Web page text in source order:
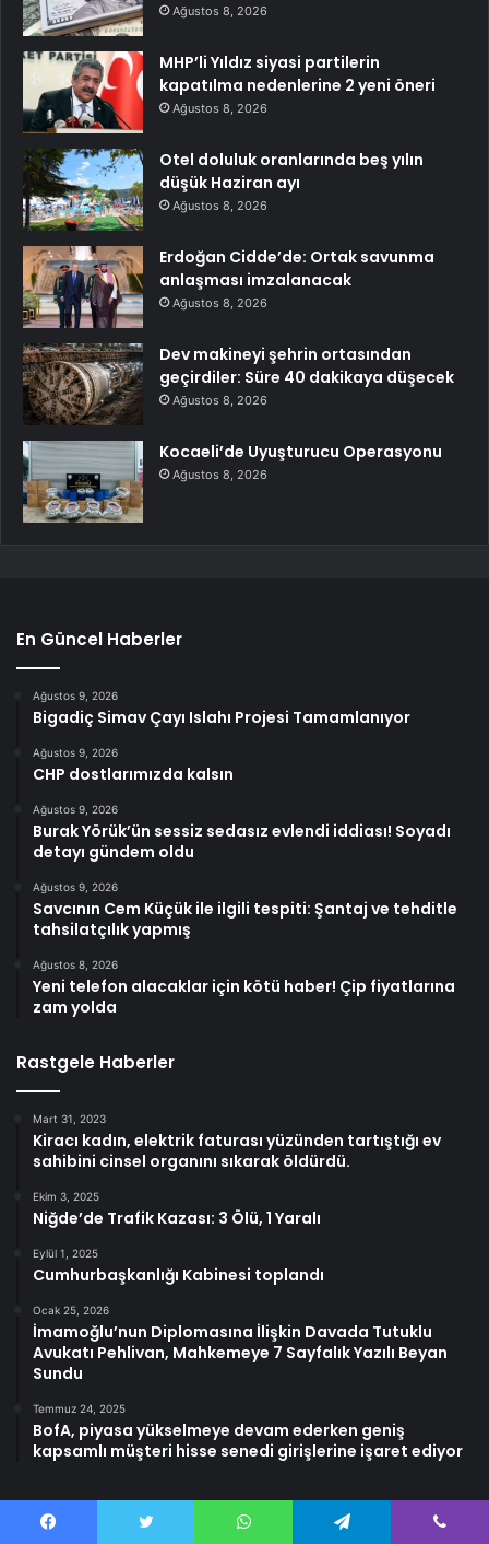
Ağustos 8, 2026
MHP’li Yıldız siyasi partilerin
kapatılma nedenlerine 2 yeni öneri
Ağustos 8, 2026
Otel doluluk oranlarında beş yılın
düşük Haziran ayı
Ağustos 8, 2026
Erdoğan Cidde’de: Ortak savunma
anlaşması imzalanacak
Ağustos 8, 2026
Dev makineyi şehrin ortasından
geçirdiler: Süre 40 dakikaya düşecek
Ağustos 8, 2026
Kocaeli’de Uyuşturucu Operasyonu
Ağustos 8, 2026
En Güncel Haberler
Ağustos 9, 2026
Bigadiç Simav Çayı Islahı Projesi Tamamlanıyor
Ağustos 9, 2026
CHP dostlarımızda kalsın
Ağustos 9, 2026
Burak Yörük’ün sessiz sedasız evlendi iddiası! Soyadı
detayı gündem oldu
Ağustos 9, 2026
Savcının Cem Küçük ile ilgili tespiti: Şantaj ve tehditle
tahsilatçılık yapmış
Ağustos 8, 2026
Yeni telefon alacaklar için kötü haber! Çip fiyatlarına
zam yolda
Rastgele Haberler
Mart 31, 2023
Kiracı kadın, elektrik faturası yüzünden tartıştığı ev
sahibini cinsel organını sıkarak öldürdü.
Ekim 3, 2025
Niğde’de Trafik Kazası: 3 Ölü, 1 Yaralı
Eylül 1, 2025
Cumhurbaşkanlığı Kabinesi toplandı
Ocak 25, 2026
İmamoğlu’nun Diplomasına İlişkin Davada Tutuklu
Avukatı Pehlivan, Mahkemeye 7 Sayfalık Yazılı Beyan
Sundu
Temmuz 24, 2025
BofA, piyasa yükselmeye devam ederken geniş
kapsamlı müşteri hisse senedi girişlerine işaret ediyor